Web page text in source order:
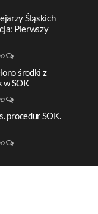
Śląskich
Pierwszy
środki z
w SOK
procedur SOK.